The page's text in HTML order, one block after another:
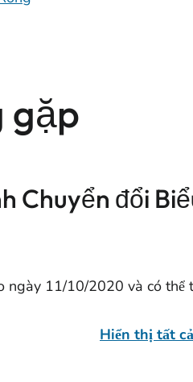
gặp
Chuyển đổi
ngày 11/10/2020 và có thể
Hiển thị tất cả